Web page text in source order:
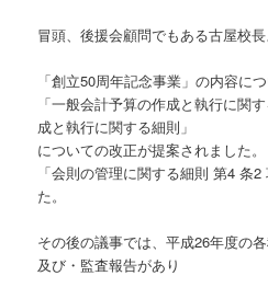
冒頭、後援会顧問でもある古屋校長
「創立50周年記念事業」の内容に
「一般会計予算の作成と執行に関
成と執行に関する細則」
についての改正が提案されました。
「会則の管理に関する細則 第4 条
た。
その後の議事では、平成26年度の
及び・ 監査報告があり